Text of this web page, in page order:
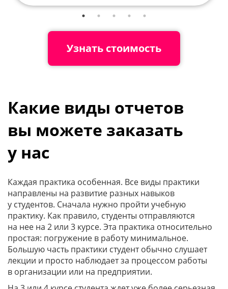
Узнать стоимость
Какие виды отчетов
вы можете заказать
у нас
Каждая практика особенная. Все виды практики
направлены на развитие разных навыков
у студентов. Сначала нужно пройти учебную
практику. Как правило, студенты отправляются
на нее на 2 или 3 курсе. Эта практика относительно
простая: погружение в работу минимальное.
Большую часть практики студент обычно слушает
лекции и просто наблюдает за процессом работы
в организации или на предприятии.